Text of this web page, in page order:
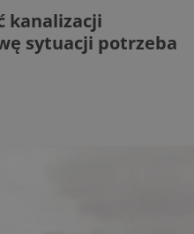
kanalizacji
sytuacji potrzeba